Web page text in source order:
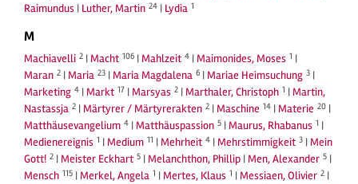
Raimundus | Luther, Martin 24 | Lydia 1
M
Machiavelli 2 | Macht 106 | Mahlzeit 4 | Maimonides, Moses 1 |
Maran 2 | Maria 23 | Maria Magdalena 6 | Mariae Heimsuchung 3 |
Marketing 4 | Markt 17 | Marsyas 2 | Marthaler, Christoph 1 | Martin,
Nastassja 2 | Märtyrer / Märtyrerakten 2 | Maschine 14 | Materie 20 |
Matthäusevangelium 4 | Matthäuspassion 5 | Maurus, Rhabanus 1 |
Medienereignis 1 | Medium 11 | Mehrheit 4 | Mehrstimmigkeit 3 | Mein
Gott! 2 | Meister Eckhart 5 | Melanchthon, Phillip | Men, Alexander 5 |
Mensch 115 | Merkel, Angela 1 | Mertes, Klaus 1 | Messiaen, Olivier 2 |